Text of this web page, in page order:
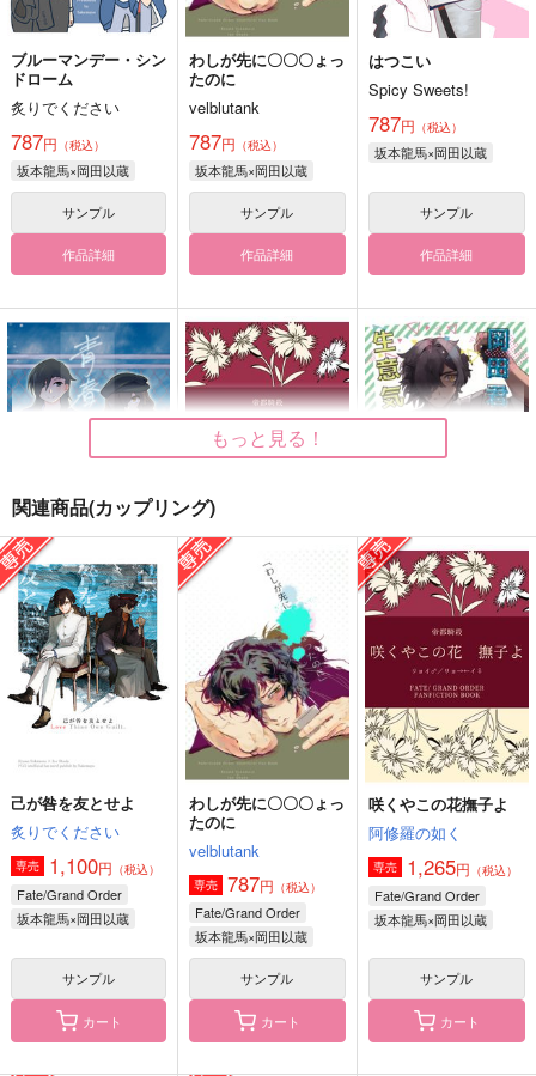
ブルーマンデー・シン
ドローム
炙りでください
787円 （税込）
坂本龍馬×岡田以蔵
サンプル
作品詳細
わしが先に〇〇〇ょっ
たのに
velblutank
787円 （税込）
坂本龍馬×岡田以蔵
サンプル
作品詳細
はつこい
Spicy Sweets!
787円 （税込）
坂本龍馬×岡田以蔵
サンプル
作品詳細
青春ファタール
Spicy Sweets!
787円（税込）
坂本龍馬×岡田以蔵
サンプル
作品詳細
咲くやこの花撫子よ
阿修羅の如く
1,265円（税込）
坂本龍馬×岡田以蔵
サンプル
作品詳細
岡田君のクセに生意気
だ！
4624
629円 （税込）
岡田以蔵×高杉晋作
サンプル
作品詳細
もっと見る！
関連商品(カップリング)
己が咎を友とせよ
炙りでください
専売 1,100円 （税込）
Fate/Grand Order
坂本龍馬×岡田以蔵
サンプル
カート
わしが先に〇〇〇ょっ
たのに
velblutank
専売 787円 （税込）
Fate/Grand Order
坂本龍馬×岡田以蔵
サンプル
カート
咲くやこの花撫子よ
阿修羅の如く
専売 1,265円 （税込）
Fate/Grand Order
坂本龍馬×岡田以蔵
サンプル
カート